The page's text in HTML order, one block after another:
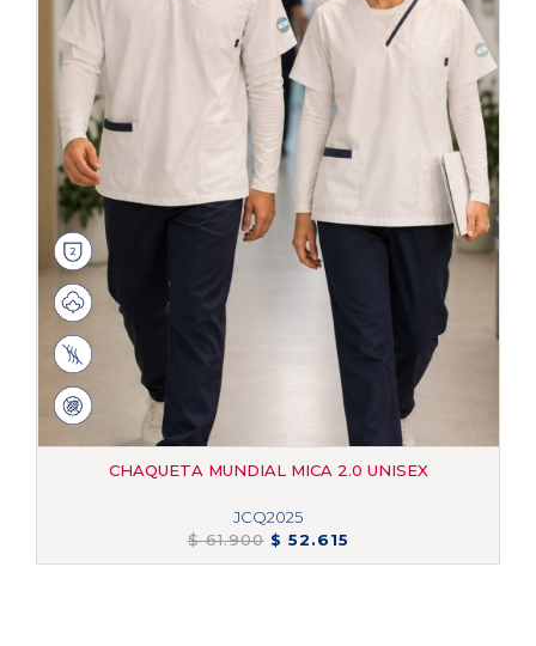
CHAQUETA MUNDIAL MICA 2.0 UNISEX
JCQ2025
$ 61.900$ 52.615